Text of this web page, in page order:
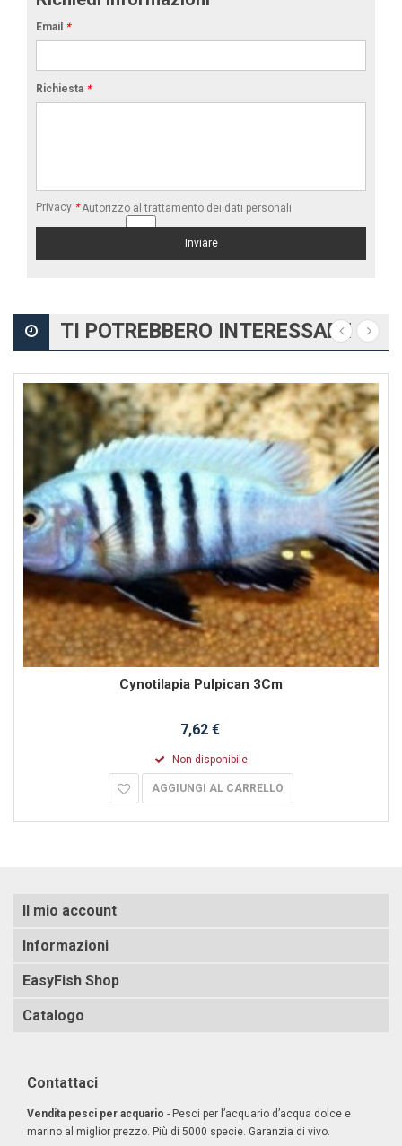
Email *
Richiesta *
Privacy * Autorizzo al trattamento dei dati personali
TI POTREBBERO INTERESSARE
Cynotilapia Pulpican 3Cm
7,62 €
Non disponibile
AGGIUNGI AL CARRELLO
Il mio account
Informazioni
EasyFish Shop
Catalogo
Contattaci
Vendita pesci per acquario - Pesci per l’acquario d’acqua dolce e
marino al miglior prezzo. Più di 5000 specie. Garanzia di vivo.